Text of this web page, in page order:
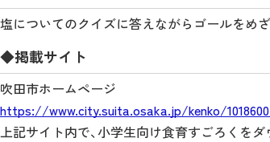
塩についてのクイズに答えながらゴールをめざ
◆掲載サイト
吹田市ホームページ
https://www.city.suita.osaka.jp/kenko/1018600/
上記サイト内で、小学生向け食育すごろくをダ